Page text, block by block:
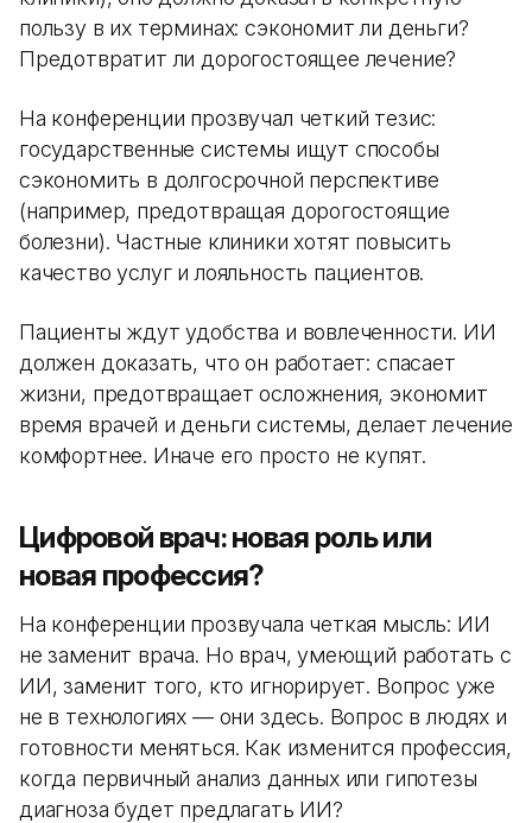
пользу в их терминах: сэкономит ли деньги?
Предотвратит ли дорогостоящее лечение?
На конференции прозвучал четкий тезис:
государственные системы ищут способы
сэкономить в долгосрочной перспективе
(например, предотвращая дорогостоящие
болезни). Частные клиники хотят повысить
качество услуг и лояльность пациентов.
Пациенты ждут удобства и вовлеченности. ИИ
должен доказать, что он работает: спасает
жизни, предотвращает осложнения, экономит
время врачей и деньги системы, делает лечение
комфортнее. Иначе его просто не купят.
Цифровой врач: новая роль или
новая профессия?
На конференции прозвучала четкая мысль: ИИ
не заменит врача. Но врач, умеющий работать с
ИИ, заменит того, кто игнорирует. Вопрос уже
не в технологиях — они здесь. Вопрос в людях и
готовности меняться. Как изменится профессия,
когда первичный анализ данных или гипотезы
диагноза будет предлагать ИИ?